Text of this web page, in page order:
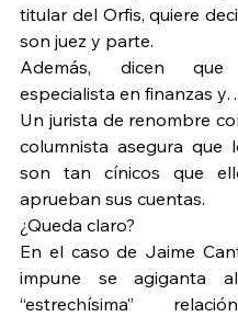
titular del Orfis, quiere
son juez y parte.
Además, dicen
especialista en finanzas
Un jurista de renombre
columnista asegura que
son tan cínicos que
aprueban sus cuentas.
¿Queda claro?
En el caso de Jaime
impune se agiganta
“estrechísima”